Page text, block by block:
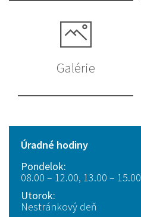
Galérie
Úradné hodiny
Pondelok:
08.00 – 12.00, 13.00 – 15.00
Utorok:
Nestránkový deň